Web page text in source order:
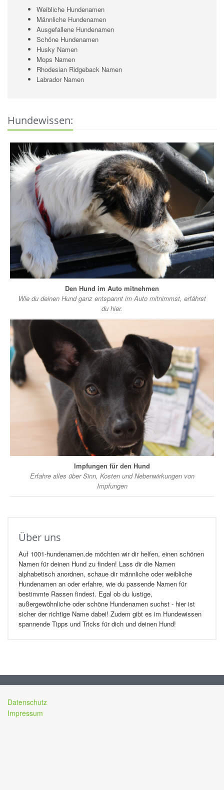
Weibliche Hundenamen
Männliche Hundenamen
Ausgefallene Hundenamen
Schöne Hundenamen
Husky Namen
Mops Namen
Rhodesian Ridgeback Namen
Labrador Namen
Hundewissen:
Den Hund im Auto mitnehmen
Wie du deinen Hund ganz entspannt im Auto mitnimmst, erfährst
du hier.
Impfungen für den Hund
Erfahre alles über Sinn, Kosten und Nebenwirkungen von
Impfungen
Über uns
Auf 1001-hundenamen.de möchten wir dir helfen, einen schönen
Namen für deinen Hund zu finden! Lass dir die Namen
alphabetisch anordnen, schaue dir männliche oder weibliche
Hundenamen an oder erfahre, wie du passende Namen für
bestimmte Rassen findest. Egal ob du lustige,
außergewöhnliche oder schöne Hundenamen suchst - hier ist
sicher der richtige Name dabei! Zudem gibt es im Hundewissen
spannende Tipps und Tricks für dich und deinen Hund!
Datenschutz
Impressum